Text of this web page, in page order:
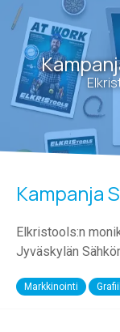
Kampanja
Elkristools:n
Jyväskylän
Markkinointi